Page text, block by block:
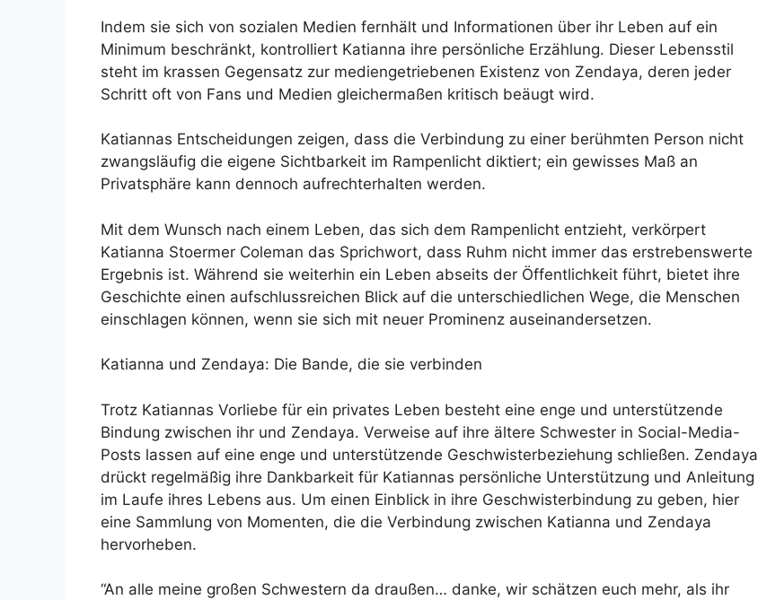
Indem sie sich von sozialen Medien fernhält und Informationen über ihr Leben auf ein
Minimum beschränkt, kontrolliert Katianna ihre persönliche Erzählung. Dieser Lebensstil
steht im krassen Gegensatz zur mediengetriebenen Existenz von Zendaya, deren jeder
Schritt oft von Fans und Medien gleichermaßen kritisch beäugt wird.
Katiannas Entscheidungen zeigen, dass die Verbindung zu einer berühmten Person nicht
zwangsläufig die eigene Sichtbarkeit im Rampenlicht diktiert; ein gewisses Maß an
Privatsphäre kann dennoch aufrechterhalten werden.
Mit dem Wunsch nach einem Leben, das sich dem Rampenlicht entzieht, verkörpert
Katianna Stoermer Coleman das Sprichwort, dass Ruhm nicht immer das erstrebenswerte
Ergebnis ist. Während sie weiterhin ein Leben abseits der Öffentlichkeit führt, bietet ihre
Geschichte einen aufschlussreichen Blick auf die unterschiedlichen Wege, die Menschen
einschlagen können, wenn sie sich mit neuer Prominenz auseinandersetzen.
Katianna und Zendaya: Die Bande, die sie verbinden
Trotz Katiannas Vorliebe für ein privates Leben besteht eine enge und unterstützende
Bindung zwischen ihr und Zendaya. Verweise auf ihre ältere Schwester in Social-Media-
Posts lassen auf eine enge und unterstützende Geschwisterbeziehung schließen. Zendaya
drückt regelmäßig ihre Dankbarkeit für Katiannas persönliche Unterstützung und Anleitung
im Laufe ihres Lebens aus. Um einen Einblick in ihre Geschwisterbindung zu geben, hier
eine Sammlung von Momenten, die die Verbindung zwischen Katianna und Zendaya
hervorheben.
“An alle meine großen Schwestern da draußen… danke, wir schätzen euch mehr, als ihr